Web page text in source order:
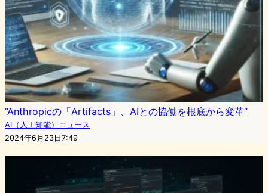
“Anthropicの「Artifacts」、AIとの協働を根底から変革”
AI（人工知能）ニュース
2024年6月23日7:49